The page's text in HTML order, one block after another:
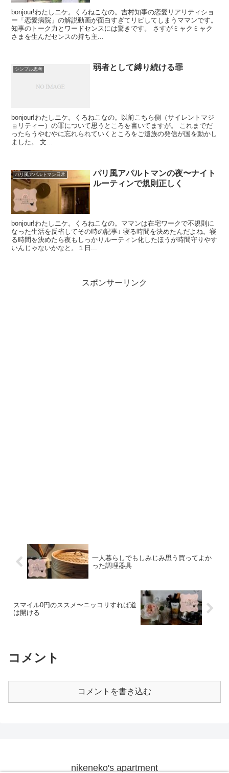
bonjour!わたしニケ。くろねこなの。吉村知事の恋愛リアリティショ
ー「恋愛病院」の解説動画が面白すぎてリピしてしまうママンです。
知事のトーク力とワードセンスには驚きです。 さすがミャクミャク
さまを生んだセンスの持ち主...
シンプル思考 弱者として縛り続ける罪
bonjour!わたしニケ。くろねこなの。以前こちら側（サイレントマジ
ョリティー）の罪について思うところを書いてますが。 これまでだ
ったらうやむやに忘れられていくところをご遺族の発信が国を動かし
ました。 文...
パリ風アパルトマン日常
パリ風アパルトマンの夜〜ナイト
ルーティンで規則正しく
bonjour!わたしニケ。くろねこなの。ママンは在宅ワークで不規則に
なった生活を反省してその時の記事↓ 寝る時間を決めたんだよね。寝
る時間を決めたら夜もしっかりルーティン化したほうが時間守りやす
いんじゃないかなと。１日...
スポンサーリンク
一人暮らしでもしみじみ思う買ってよか
った調理器具
スマイル0円のススメ〜ニッコリすれば道
は開ける
コメント
コメントを書き込む
nikeneko's apartment